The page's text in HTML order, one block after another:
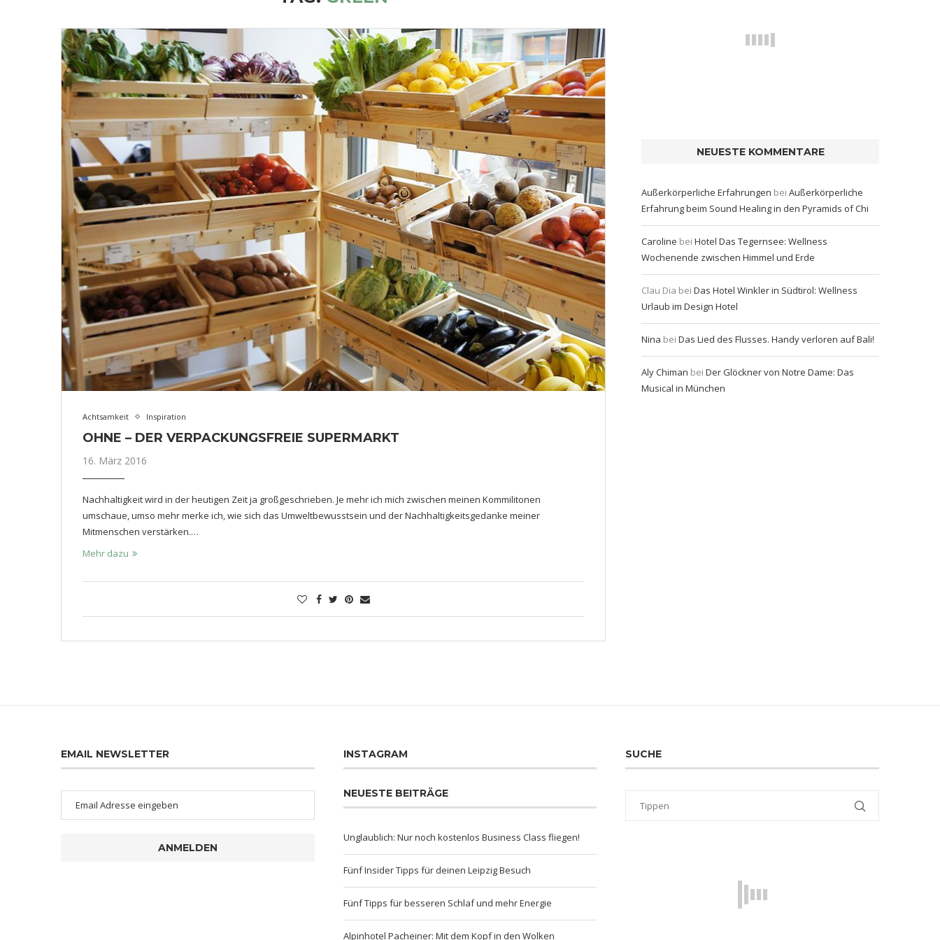
Achtsamkeit Inspiration
OHNE – DER VERPACKUNGSFREIE SUPERMARKT
16. März 2016
Nachhaltigkeit wird in der heutigen Zeit ja großgeschrieben. Je mehr ich mich zwischen meinen Kommilitonen
umschaue, umso mehr merke ich, wie sich das Umweltbewusstsein und der Nachhaltigkeitsgedanke meiner
Mitmenschen verstärken.…
Mehr dazu
NEUESTE KOMMENTARE
Außerkörperliche Erfahrungen bei Außerkörperliche
Erfahrung beim Sound Healing in den Pyramids of Chi
Caroline bei Hotel Das Tegernsee: Wellness
Wochenende zwischen Himmel und Erde
Clau Dia bei Das Hotel Winkler in Südtirol: Wellness
Urlaub im Design Hotel
Nina bei Das Lied des Flusses. Handy verloren auf Bali!
Aly Chiman bei Der Glöckner von Notre Dame: Das
Musical in München
EMAIL NEWSLETTER
ANMELDEN
INSTAGRAM
NEUESTE BEITRÄGE
Unglaublich: Nur noch kostenlos Business Class fliegen!
Fünf Insider Tipps für deinen Leipzig Besuch
Fünf Tipps für besseren Schlaf und mehr Energie
Alpinhotel Pacheiner: Mit dem Kopf in den Wolken
SUCHE